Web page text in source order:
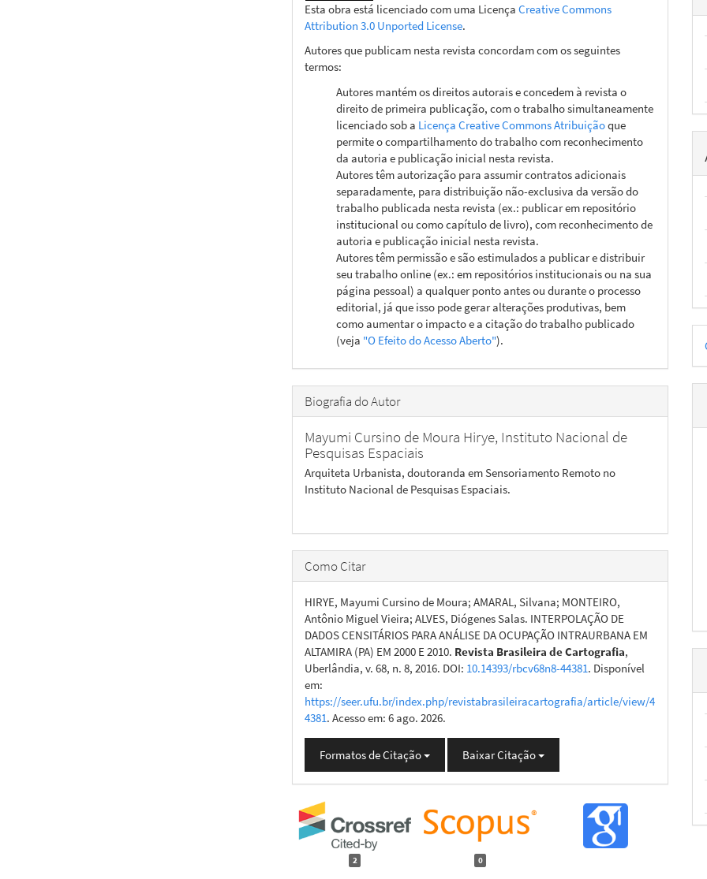
Esta obra está licenciado com uma LicençaCreative Commons
Attribution 3.0 Unported License.
Autores que publicam nesta revista concordam com os seguintes
termos:
Autores mantém os direitos autorais e concedem à revista o
direito de primeira publicação, com o trabalho simultaneamente
licenciado sob a Licença Creative Commons Atribuiçãoque
permite o compartilhamento do trabalho com reconhecimento
da autoria e publicação inicial nesta revista.
Autores têm autorização para assumir contratos adicionais
separadamente, para distribuição não-exclusiva da versão do
trabalho publicada nesta revista (ex.: publicar em repositório
institucional ou como capítulo de livro), com reconhecimento de
autoria e publicação inicial nesta revista.
Autores têm permissão e são estimulados a publicar e distribuir
seu trabalho online (ex.: em repositórios institucionais ou na sua
página pessoal) a qualquer ponto antes ou durante o processo
editorial, já que isso pode gerar alterações produtivas, bem
como aumentar o impacto e a citação do trabalho publicado
(veja "O Efeito do Acesso Aberto").
Biografia do Autor
Mayumi Cursino de Moura Hirye, Instituto Nacional de
Pesquisas Espaciais
Arquiteta Urbanista, doutoranda em Sensoriamento Remoto no
Instituto Nacional de Pesquisas Espaciais.
Como Citar
HIRYE, Mayumi Cursino de Moura; AMARAL, Silvana; MONTEIRO,
Antônio Miguel Vieira; ALVES, Diógenes Salas. INTERPOLAÇÃO DE
DADOS CENSITÁRIOS PARA ANÁLISE DA OCUPAÇÃO INTRAURBANA EM
ALTAMIRA (PA) EM 2000 E 2010. Revista Brasileira de Cartografia,
Uberlândia, v. 68, n. 8, 2016. DOI: 10.14393/rbcv68n8-44381. Disponível
em:
https://seer.ufu.br/index.php/revistabrasileiracartografia/article/view/4
4381. Acesso em: 6 ago. 2026.
Formatos de Citação Baixar Citação
2 0